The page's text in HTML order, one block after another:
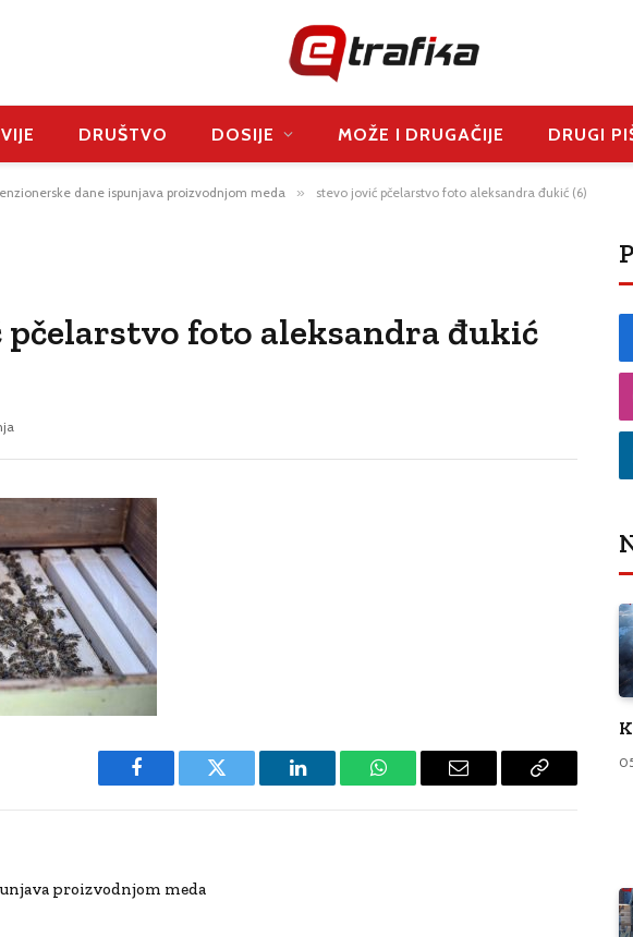
DRUŠTVO DOSIJE MOŽE I DRUGAČIJE DRUGI
dane ispunjava proizvodnjom meda » stevo jović pčelarstvo foto aleksandra đukić (6)
pčelarstvo foto aleksandra đukić
Facebook Twitter LinkedIn WhatsAppEmail
Copy
proizvodnjom meda